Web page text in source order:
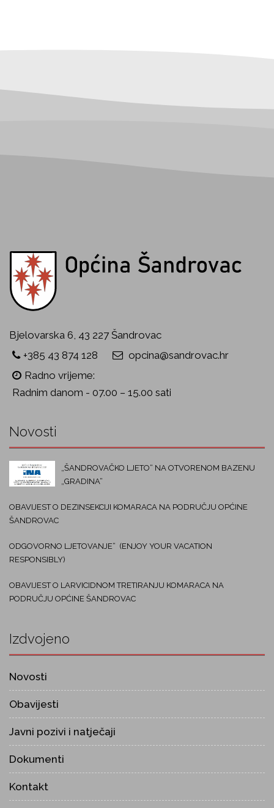
Bjelovarska 6, 43 227 Šandrovac
+385 43 874 128
opcina@sandrovac.hr
Radno vrijeme:
Radnim danom - 07.00 – 15.00 sati
Novosti
„ŠANDROVAČKO LJETO“ NA OTVORENOM BAZENU
„GRADINA“
OBAVIJEST O DEZINSEKCIJI KOMARACA NA PODRUČJU OPĆINE
ŠANDROVAC
ODGOVORNO LJETOVANJE“ (ENJOY YOUR VACATION
RESPONSIBLY)
OBAVIJEST O LARVICIDNOM TRETIRANJU KOMARACA NA
PODRUČJU OPĆINE ŠANDROVAC
Izdvojeno
Novosti
Obavijesti
Javni pozivi i natječaji
Dokumenti
Kontakt